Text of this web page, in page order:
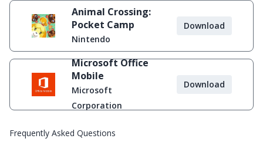
Animal Crossing:
Pocket Camp
Nintendo
Download
Microsoft Office
Mobile
Microsoft
Corporation
Download
Frequently Asked Questions